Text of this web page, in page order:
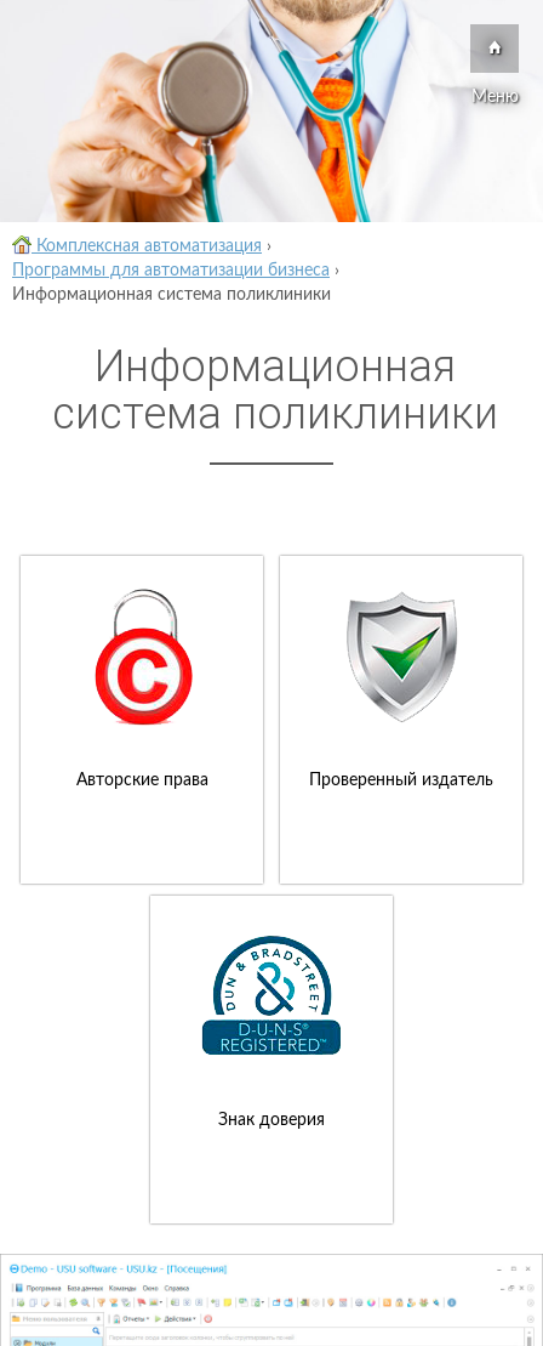
Меню
Комплексная автоматизация ›
Программы для автоматизации бизнеса ›
Информационная система поликлиники
Информационная
система поликлиники
Авторские права Проверенный издатель
Знак доверия